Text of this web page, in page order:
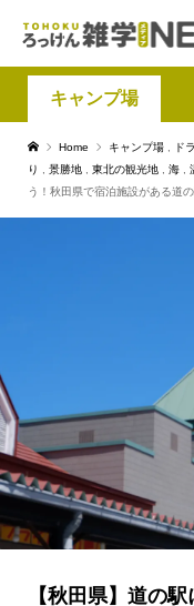
キャンプ場
Home キャンプ場 ド
り
景勝地 東北の観光地 海
う！秋田県で宿泊施設がある道
【秋田県】道の